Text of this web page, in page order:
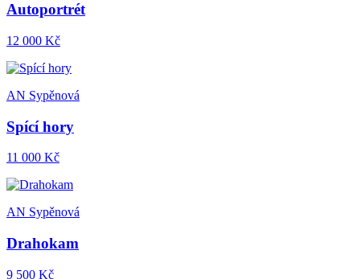
Autoportrét
12 000 Kč
AN Sypěnová
Spící hory
11 000 Kč
AN Sypěnová
Drahokam
9 500 Kč